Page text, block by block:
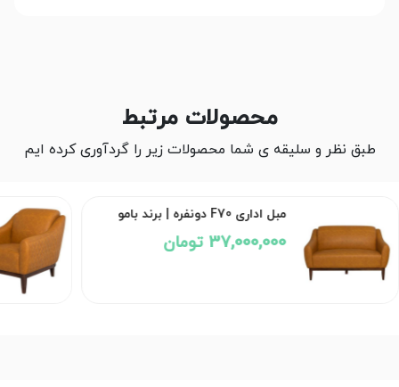
محصولات مرتبط
طبق نظر و سلیقه ی شما محصولات زیر را گردآوری کرده ایم
مبل اداری F70 تک‌نفره | برند بامو
34,500,000 تومان